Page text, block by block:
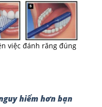
việc đánh răng đúng
hiểm hơn bạn